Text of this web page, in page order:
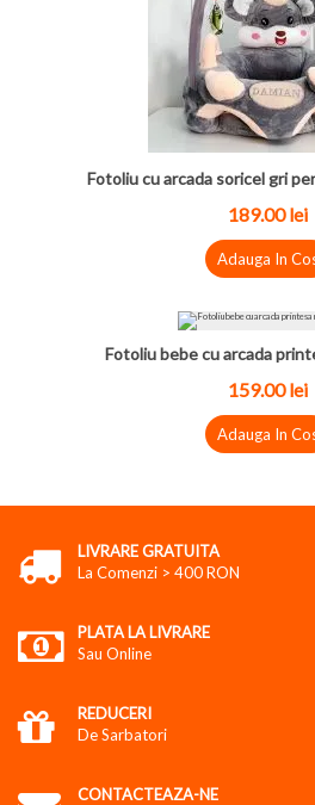
Fotoliu cu arcada soricel gri
189.00lei
Adauga In
Fotoliu bebe cu arcada
159.00lei
Adauga In
LIVRARE GRATUITA
La Comenzi > 400 RON
PLATA LA LIVRARE
Sau Online
REDUCERI
De Sarbatori
CONTACTEAZA-NE